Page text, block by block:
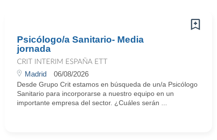
Psicólogo/a Sanitario- Media
jornada
CRIT INTERIM ESPAÑA ETT
Madrid 06/08/2026
Desde Grupo Crit estamos en búsqueda de un/a Psicólogo
Sanitario para incorporarse a nuestro equipo en un
importante empresa del sector. ¿Cuáles serán ...